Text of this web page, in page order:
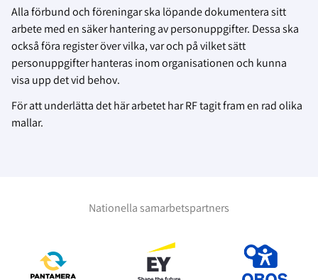
Alla förbund och föreningar ska löpande dokumentera sitt
arbete med en säker hantering av personuppgifter. Dessa ska
också föra register över vilka, var och på vilket sätt
personuppgifter hanteras inom organisationen och kunna
visa upp det vid behov.
För att underlätta det här arbetet har RF tagit fram en rad olika
mallar.
Nationella samarbetspartners